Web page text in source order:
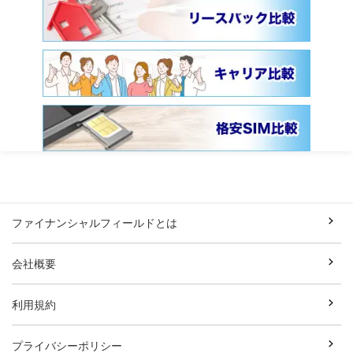
ファイナンシャルフィールドとは
会社概要
利用規約
プライバシーポリシー